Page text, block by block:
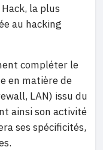
la plus
au hacking
compléter le
en matière de
LAN) issu du
ainsi son activité
ses spécificités,